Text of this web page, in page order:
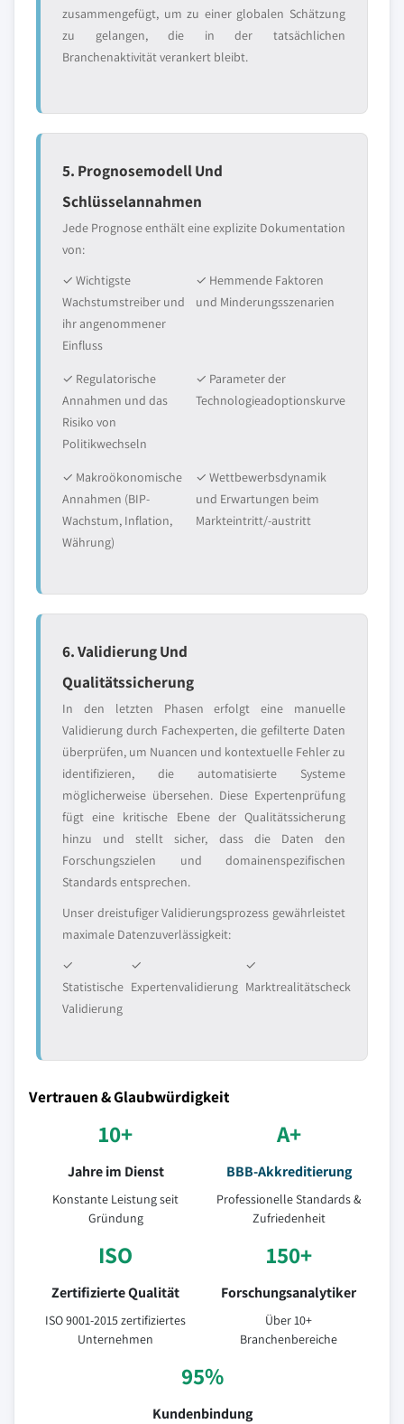
zusammengefügt, um zu einer globalen Schätzung
zu gelangen, die in der tatsächlichen
Branchenaktivität verankert bleibt.
5. Prognosemodell Und
Schlüsselannahmen
Jede Prognose enthält eine explizite Dokumentation
von:
✓ Wichtigste
Wachstumstreiber und
ihr angenommener
Einfluss
✓ Hemmende Faktoren
und Minderungsszenarien
✓ Regulatorische
Annahmen und das
Risiko von
Politikwechseln
✓ Parameter der
Technologieadoptionskurve
✓ Makroökonomische
Annahmen (BIP-
Wachstum, Inflation,
Währung)
✓ Wettbewerbsdynamik
und Erwartungen beim
Markteintritt/-austritt
6. Validierung Und
Qualitätssicherung
In den letzten Phasen erfolgt eine manuelle
Validierung durch Fachexperten, die gefilterte Daten
überprüfen, um Nuancen und kontextuelle Fehler zu
identifizieren, die automatisierte Systeme
möglicherweise übersehen. Diese Expertenprüfung
fügt eine kritische Ebene der Qualitätssicherung
hinzu und stellt sicher, dass die Daten den
Forschungszielen und domainenspezifischen
Standards entsprechen.
Unser dreistufiger Validierungsprozess gewährleistet
maximale Datenzuverlässigkeit:
✓
Statistische
Validierung
✓
Expertenvalidierung
✓
Marktrealitätscheck
Vertrauen & Glaubwürdigkeit
10+
Jahre im Dienst
Konstante Leistung seit
Gründung
A+
BBB-Akkreditierung
Professionelle Standards &
Zufriedenheit
ISO
Zertifizierte Qualität
ISO 9001-2015 zertifiziertes
Unternehmen
150+
Forschungsanalytiker
Über 10+
Branchenbereiche
95%
Kundenbindung